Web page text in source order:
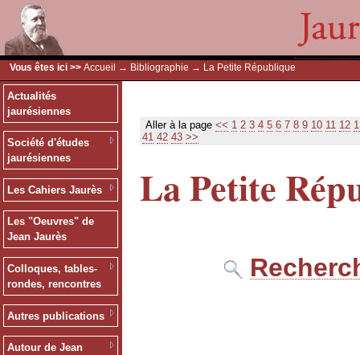
Vous êtes ici >> Accueil → Bibliographie → La Petite République
Actualités
jaurésiennes
Société d'études
jaurésiennes
Les Cahiers Jaurès
Les "Oeuvres" de
Jean Jaurès
Colloques, tables-
rondes, rencontres
Autres publications
Autour de Jean
Aller à la page << 1 2 3 4 5 6 7 8 9 10 11 12
41 42 43 >>
La Petite